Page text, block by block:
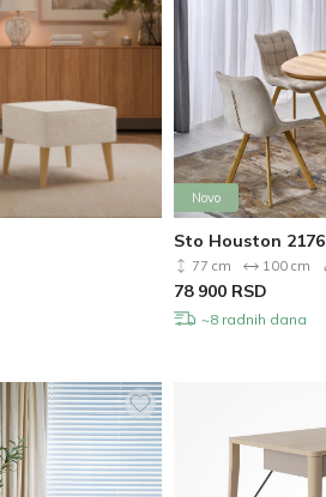
Novo
Sto Houston 2176
77 cm 100 cm
78 900 RSD
~8 radnih dana